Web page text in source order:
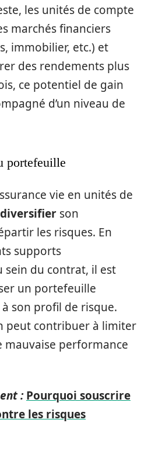
les unités de compte
marchés financiers
immobilier, etc.) et
des rendements plus
ce potentiel de gain
d’un niveau de
portefeuille
vie en unités de
diversifier son
les risques. En
supports
sein du contrat, il est
un portefeuille
son profil de risque.
peut contribuer à limiter
mauvaise performance
: Pourquoi souscrire
les risques